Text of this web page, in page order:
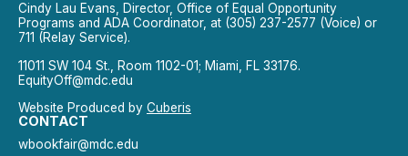
Cindy Lau Evans, Director, Office of Equal Opportunity
Programs and ADA Coordinator, at (305) 237-2577 (Voice) or
711 (Relay Service).
11011 SW 104 St., Room 1102-01; Miami, FL 33176.
EquityOff@mdc.edu
Website Produced by Cuberis
CONTACT
wbookfair@mdc.edu